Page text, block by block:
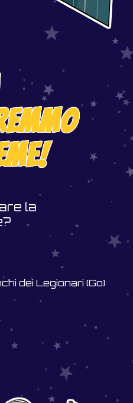
la
dei Legionari (Go)